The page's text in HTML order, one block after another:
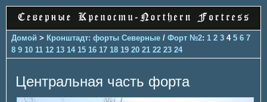
Домой > Кронштадт: форты Северные / Форт №2: 1 2 3 4 5 6 7
8 9 10 11 12 13 14 15 16 17 18 19 20 21 22 23 24
Центральная часть форта